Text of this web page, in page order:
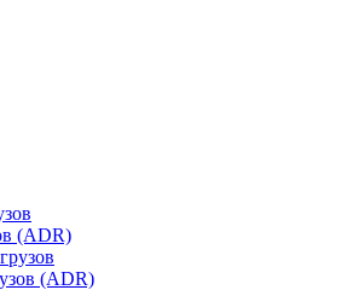
(ADR)
(ADR)